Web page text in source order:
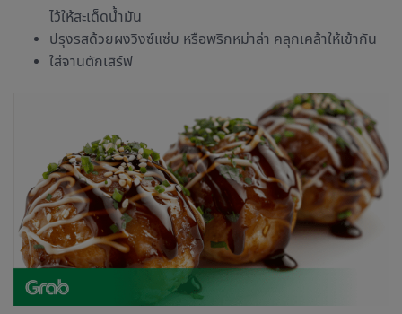
ไว้ให้สะเด็ดน้ำมัน
ปรุงรสด้วยผงวิงซ์แซ่บ หรือพริกหม่าล่า คลุกเคล้าให้เข้ากัน
ใส่จานตักเสิร์ฟ